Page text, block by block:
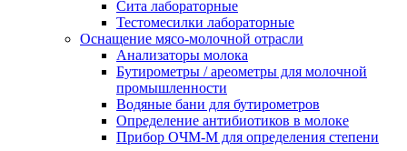
Сита лабораторные
Тестомесилки лабораторные
Оснащение мясо-молочной отрасли
Анализаторы молока
Бутирометры / ареометры для молочной
промышленности
Водяные бани для бутирометров
Определение антибиотиков в молоке
Прибор ОЧМ-М для определения степени